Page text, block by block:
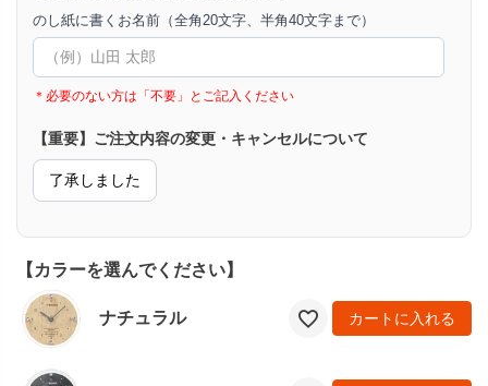
のし紙に書くお名前（全角20文字、半角40文字まで）
＊必要のない方は「不要」とご記入ください
【重要】ご注文内容の変更・キャンセルについて
了承しました
【カラーを選んでください】
ナチュラル カートに入れる